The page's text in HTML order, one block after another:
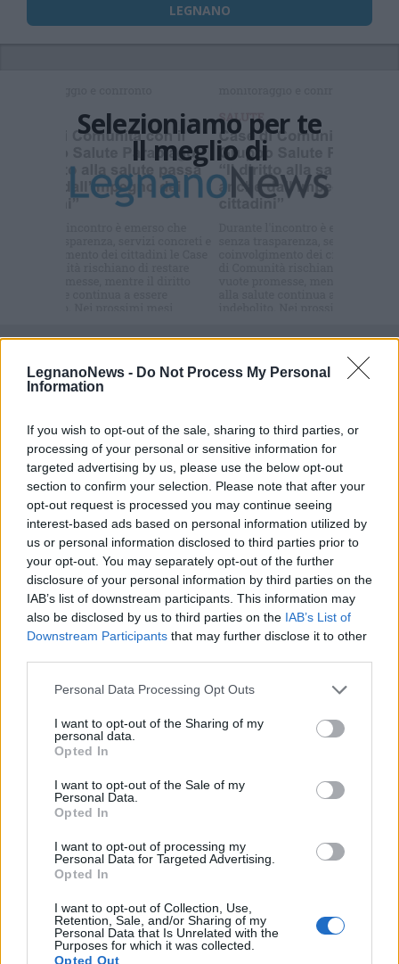
LegnanoNews - Do Not Process My Personal
Information
If you wish to opt-out of the sale, sharing to third parties, or
processing of your personal or sensitive information for
targeted advertising by us, please use the below opt-out
section to confirm your selection. Please note that after your
opt-out request is processed you may continue seeing
interest-based ads based on personal information utilized by
us or personal information disclosed to third parties prior to
your opt-out. You may separately opt-out of the further
disclosure of your personal information by third parties on the
IAB’s list of downstream participants. This information may
also be disclosed by us to third parties on the IAB’s List of
Downstream Participants that may further disclose it to other
Personal Data Processing Opt Outs
I want to opt-out of the Sharing of my
personal data.
Opted In
I want to opt-out of the Sale of my
Personal Data.
Opted In
I want to opt-out of processing my
Personal Data for Targeted Advertising.
Opted In
I want to opt-out of Collection, Use,
Retention, Sale, and/or Sharing of my
Personal Data that Is Unrelated with the
Purposes for which it was collected.
Opted Out
LEGNANO
Selezioniamo per te
Il meglio di
Commenti
Accedioregistratiper commentare questo
commento esprime il pensiero dell'autore e non rappresenta la linea editoriale
di VareseNews.it, che rimane autonoma e indipendente. I messaggi inclusi nei
commenti non sono testi giornalistici, ma post inviati dai singoli lettori che
possono essere automaticamente pubblicati senza filtro preventivo. I commenti
che includano uno o più link a siti esterni verranno rimossi in automatico dal
sistema.
ALTRE NOTIZIE DI LEGNANO